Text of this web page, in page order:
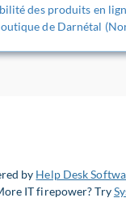
des produits en
de Darnétal
by Help Desk
IT firepower? Try